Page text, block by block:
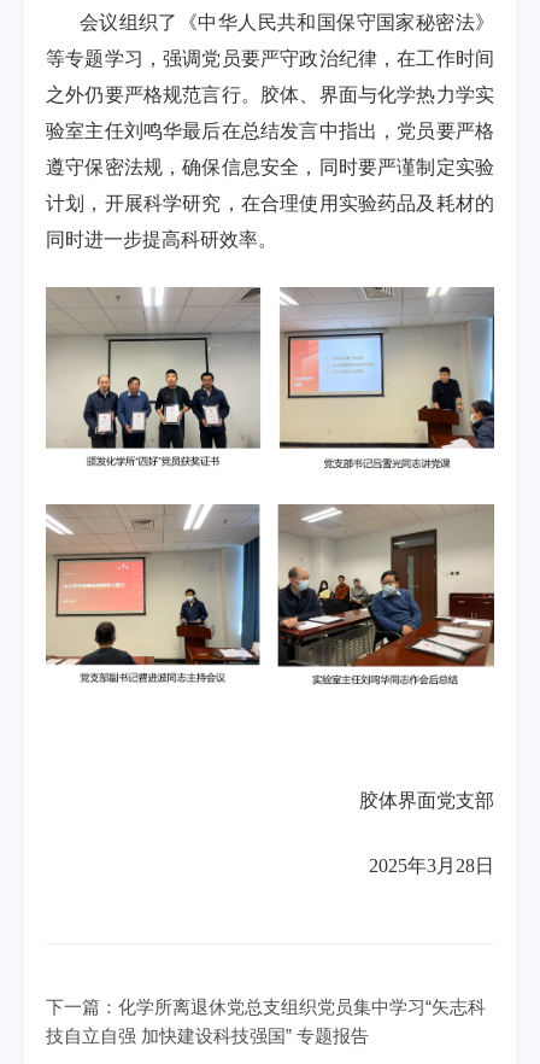
会议组织了《中华人民共和国保守国家秘密法》
等专题学习，强调党员要严守政治纪律，在工作时间
之外仍要严格规范言行。胶体、界面与化学热力学实
验室主任刘鸣华最后在总结发言中指出，党员要严格
遵守保密法规，确保信息安全，同时要严谨制定实验
计划，开展科学研究，在合理使用实验药品及耗材的
同时进一步提高科研效率。
胶体界面党支部
2025年3月28日
下一篇： 化学所离退休党总支组织党员集中学习“矢志科
技自立自强 加快建设科技强国” 专题报告